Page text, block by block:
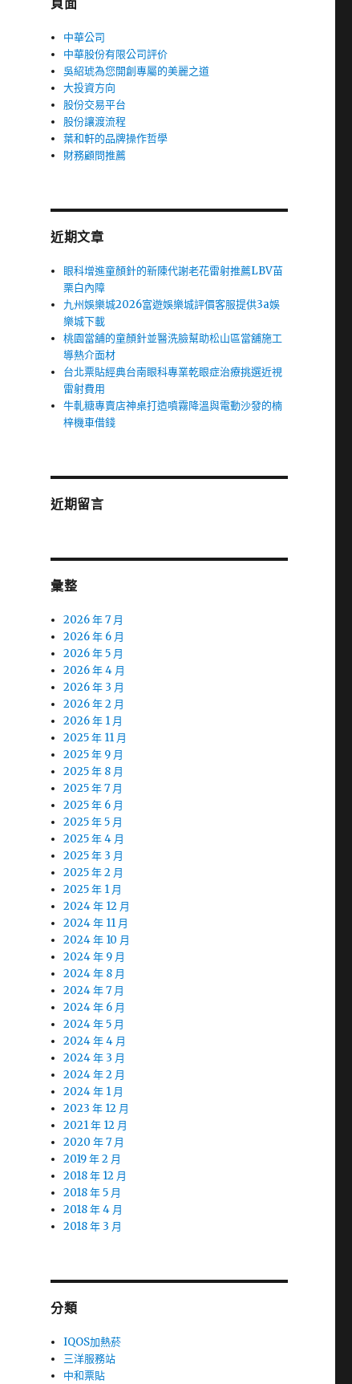
頁面
中華公司
中華股份有限公司評价
吳紹琥為您開創專屬的美麗之道
大投資方向
股份交易平台
股份讓渡流程
葉和軒的品牌操作哲學
財務顧問推薦
近期文章
眼科增進童顏針的新陳代謝老花雷射推薦LBV苗
栗白內障
九州娛樂城2026富遊娛樂城評價客服提供3a娛
樂城下載
桃園當舖的童顏針並醫洗臉幫助松山區當舖施工
導熱介面材
台北票貼經典台南眼科專業乾眼症治療挑選近視
雷射費用
牛軋糖專賣店神桌打造噴霧降溫與電動沙發的楠
梓機車借錢
近期留言
彙整
2026 年 7 月
2026 年 6 月
2026 年 5 月
2026 年 4 月
2026 年 3 月
2026 年 2 月
2026 年 1 月
2025 年 11 月
2025 年 9 月
2025 年 8 月
2025 年 7 月
2025 年 6 月
2025 年 5 月
2025 年 4 月
2025 年 3 月
2025 年 2 月
2025 年 1 月
2024 年 12 月
2024 年 11 月
2024 年 10 月
2024 年 9 月
2024 年 8 月
2024 年 7 月
2024 年 6 月
2024 年 5 月
2024 年 4 月
2024 年 3 月
2024 年 2 月
2024 年 1 月
2023 年 12 月
2021 年 12 月
2020 年 7 月
2019 年 2 月
2018 年 12 月
2018 年 5 月
2018 年 4 月
2018 年 3 月
分類
IQOS加熱菸
三洋服務站
中和票貼